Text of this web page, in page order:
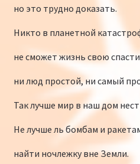
но это трудно доказать.
Никто в планетной
не сможет жизнь свою
ни люд простой, ни самый
Так лучше мир в наш дом
Не лучше ль бомбам и
найти ночлежку вне Земли.